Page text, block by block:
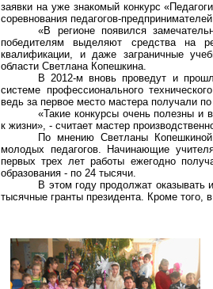
заявки на уже знакомый конкурс
соревнования педагогов-
«В регионе появился
победителям выделяют средства на
квалификации, и даже заграничные
области Светлана Копешкина.
В 2012-м вновь проведут и
системе профессионального
ведь за первое место мастера получали
«Такие конкурсы очень полезны и
к жизни», - считает мастер
По мнению Светланы
Копешкиной
молодых педагогов. Начинающие
первых трех лет работы ежегодно
образования - по 24 тысячи.
В этом году продолжат оказывать
тысячные гранты президента. Кроме того,